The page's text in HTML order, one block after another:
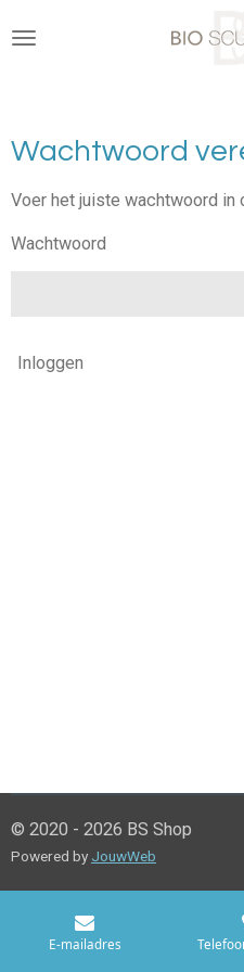
direct
Wachtwoord
Voer het juiste wachtwoord in
Wachtwoord
Inloggen
© 2020 - 2026 BS Shop
Powered by JouwWeb
E-mailadres